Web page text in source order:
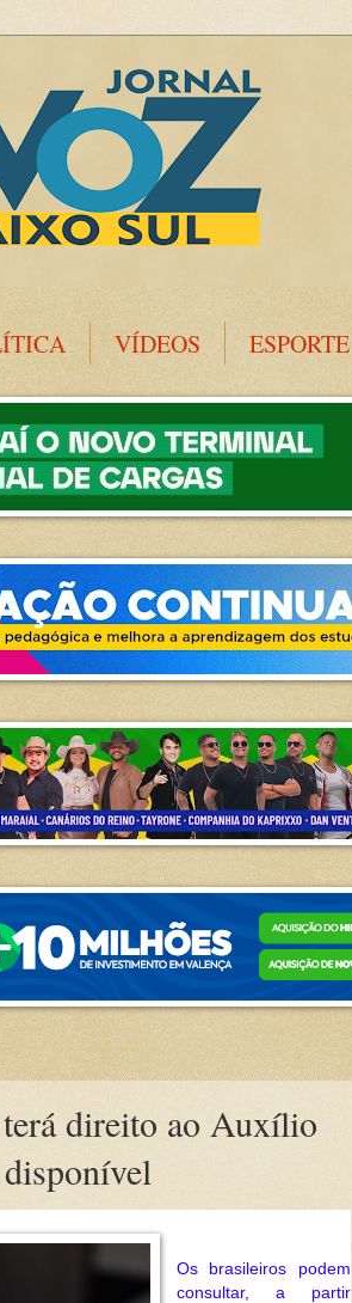
VÍDEOS ESPORTE
direito ao Auxílio
Os brasileiros podem
consultar, a partir